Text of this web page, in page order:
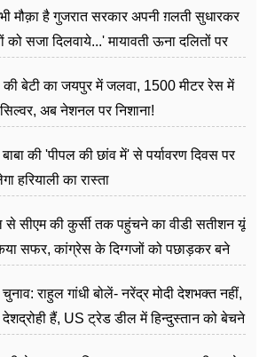
मौक़ा है गुजरात सरकार अपनी ग़लती सुधारकर
को सजा दिलवाये...' मायावती ऊना दलितों पर
बेटी का जयपुर में जलवा, 1500 मीटर रेस में
अब नेशनल पर निशाना!
की 'पीपल की छांव में' से पर्यावरण दिवस पर
हरियाली का रास्ता
से सीएम की कुर्सी तक पहुंचने का वीडी सतीशन यूं
सफर, कांग्रेस के दिग्गजों को पछाड़कर बने
राहुल गांधी बोलें- नरेंद्र मोदी देशभक्त नहीं,
हैं, US ट्रेड डील में हिन्दुस्तान को बेचने